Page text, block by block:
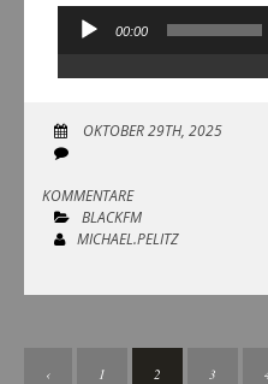
Audio-
00:00
OKTOBER 29TH, 2025
KOMMENTARE
BLACKFM
MICHAEL.PELITZ
‹ 1 2 3